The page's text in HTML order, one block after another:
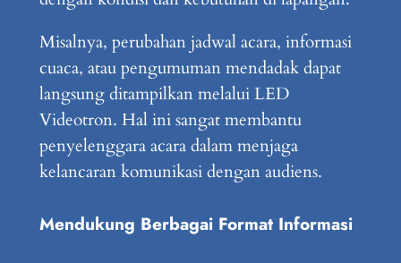
Misalnya, perubahan jadwal acara, informasi
cuaca, atau pengumuman mendadak dapat
langsung ditampilkan melalui LED
Videotron. Hal ini sangat membantu
penyelenggara acara dalam menjaga
kelancaran komunikasi dengan audiens.
Mendukung Berbagai Format Informasi